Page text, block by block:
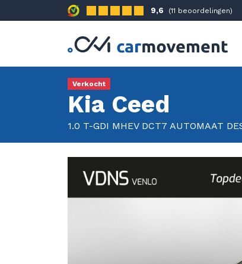
9,6 (11 beoordelingen)
Verkocht
Kia Ceed
1.0 T-GDI MHEV DCT7 AUTOMAAT